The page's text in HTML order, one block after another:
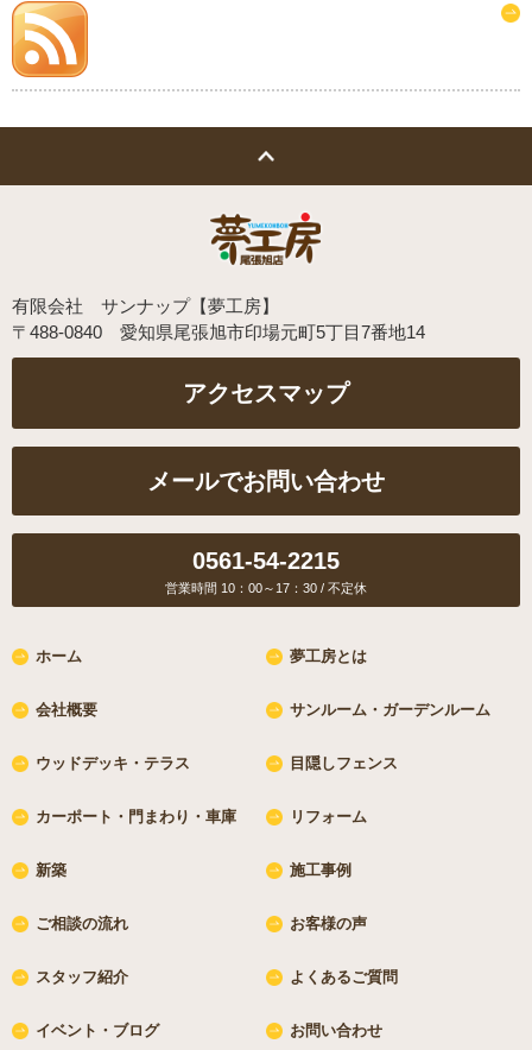
有限会社 サンナップ【夢工房】
〒488-0840 愛知県尾張旭市印場元町5丁目7番地14
メールでお問い合わせ
営業時間 10：00～17：30 / 不定休
ホーム 夢工房とは
会社概要 サンルーム・ガーデンルーム
ウッドデッキ・テラス 目隠しフェンス
カーポート・門まわり・車庫 リフォーム
新築 施工事例
ご相談の流れ お客様の声
スタッフ紹介 よくあるご質問
イベント・ブログ お問い合わせ